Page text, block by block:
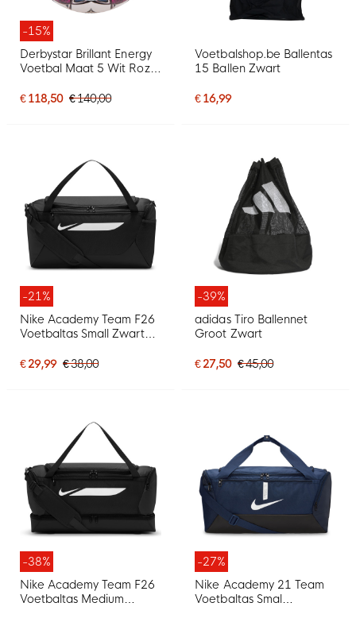
-15%
Derbystar Brillant Energy
Voetbal Maat 5 Wit Roze
€ 118,50 € 140,00
Voetbalshop.be Ballentas
15 Ballen Zwart
€ 16,99
-21%
Nike Academy Team F26
Voetbaltas Small Zwart
€ 29,99 € 38,00
-39%
adidas Tiro Ballennet
Groot Zwart
€ 27,50 € 45,00
-38%
Nike Academy Team F26
Voetbaltas Medium
-27%
Nike Academy 21 Team
Voetbaltas Smal